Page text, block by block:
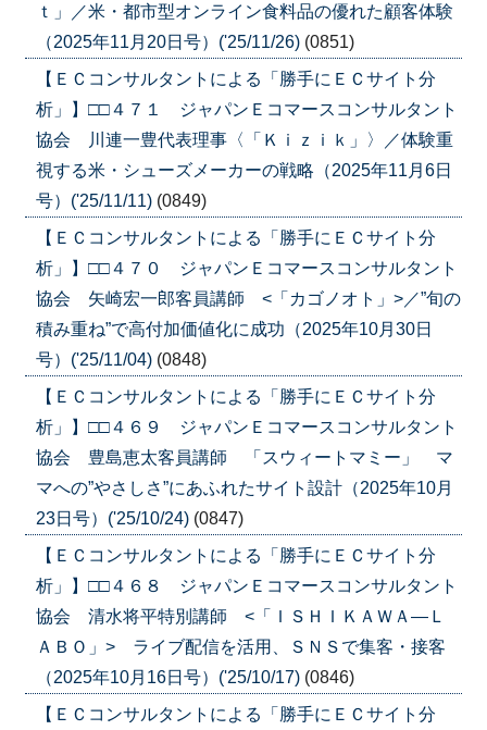
ｔ」／米・都市型オンライン食料品の優れた顧客体験
（2025年11月20日号）('25/11/26) (0851)
【ＥＣコンサルタントによる「勝手にＥＣサイト分
析」】□□４７１ ジャパンＥコマースコンサルタント
協会 川連一豊代表理事〈「Ｋｉｚｉｋ」〉／体験重
視する米・シューズメーカーの戦略（2025年11月6日
号）('25/11/11) (0849)
【ＥＣコンサルタントによる「勝手にＥＣサイト分
析」】□□４７０ ジャパンＥコマースコンサルタント
協会 矢崎宏一郎客員講師 <「カゴノオト」>／”旬の
積み重ね”で高付加価値化に成功（2025年10月30日
号）('25/11/04) (0848)
【ＥＣコンサルタントによる「勝手にＥＣサイト分
析」】□□４６９ ジャパンＥコマースコンサルタント
協会 豊島恵太客員講師 「スウィートマミー」 マ
マへの”やさしさ”にあふれたサイト設計（2025年10月
23日号）('25/10/24) (0847)
【ＥＣコンサルタントによる「勝手にＥＣサイト分
析」】□□４６８ ジャパンＥコマースコンサルタント
協会 清水将平特別講師 <「ＩＳＨＩＫＡＷＡ―Ｌ
ＡＢＯ」> ライブ配信を活用、ＳＮＳで集客・接客
（2025年10月16日号）('25/10/17) (0846)
【ＥＣコンサルタントによる「勝手にＥＣサイト分